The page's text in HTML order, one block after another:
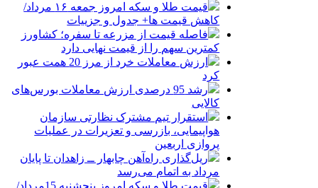
قیمت طلا و سکه امروز جمعه ۱۶ مرداد/
کاهش قیمت ها+ جدول و جزییات
فاصله قیمت از مزرعه تا سفره؛ کشاورز
کمترین سهم را از قیمت نهایی دارد
ارزش معاملات خرد از مرز 20 همت عبور
کرد
رشد 95 درصدی ارزش معاملات بورس‌های
کالایی
استقرار تیم مشترک نظارتی سازمان
هواپیمایی، بازرسی و تعزیرات در عملیات
پروازی اربعین
ریل‌گذاری راه‌آهن چابهار ــ زاهدان تا پایان
مرداد به اتمام می‌رسد